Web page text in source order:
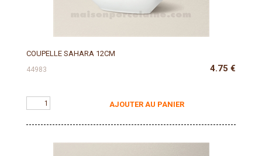
COUPELLE SAHARA 12CM
44983 4.75 €
AJOUTER AU PANIER